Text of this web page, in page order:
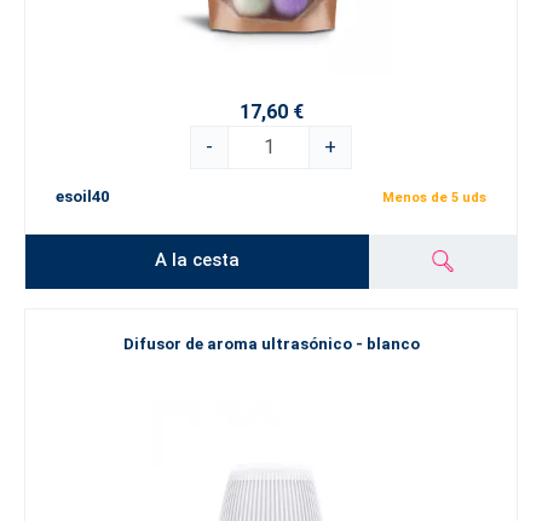
17,60 €
-
+
esoil40 Menos de 5 uds
A la cesta
Difusor de aroma ultrasónico - blanco